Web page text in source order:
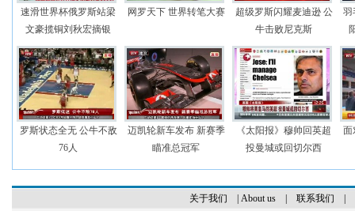
速滑世界杯俄罗斯站梁
文豪揽铜刘秋宏摘银
网罗天下 世界转笔大赛
超级罗斯闪耀麦迪逊 公
牛击败尼克斯
羽
罗斯状态全无 公牛不敌
76人
迈凯轮新车发布 新赛季
瞄准总冠军
《太阳报》穆帅回英超
投曼城或回切尔西
面
关于我们 About us| 联系我们